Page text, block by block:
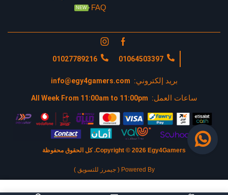
FAQ
NEW
01064503397
01027789216
بريد إلكتروني: info@egy4gamers.com
ساعات العمل: All Week From 11:00am to 11:00pm
Copyright © 2026 Egy4Gamers. كل الحقوق محفوظة
Powered By ( جيمرز للتسويق )